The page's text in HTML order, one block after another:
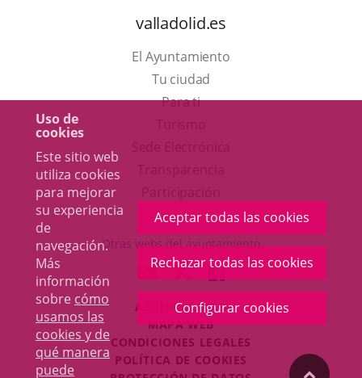
Uso de
cookies
Este sitio web
utiliza cookies
para mejorar
su experiencia
de
navegación.
Más
información
sobre cómo
usamos las
cookies y de
qué manera
puede
Aceptar todas las cookies
Rechazar todas las cookies
Configurar cookies
valladolid.es
El Ayuntamiento
Tu ciudad
Para ti
en
una
ventana
nueva.
aplicación
externa.
Otras webs del ayuntamiento
ENLACE
A
UNA
APLICACIÓN
EXTERNA.
ENLACE
A
UNA
APLICACIÓN
EXTERNA.
ENLACE
A
UNA
EXTERNA.
ACCESIBILIDAD
MAPA WEB
CONDICIONES LEGALES
POLÍTICA DE COOKIES
"Volver